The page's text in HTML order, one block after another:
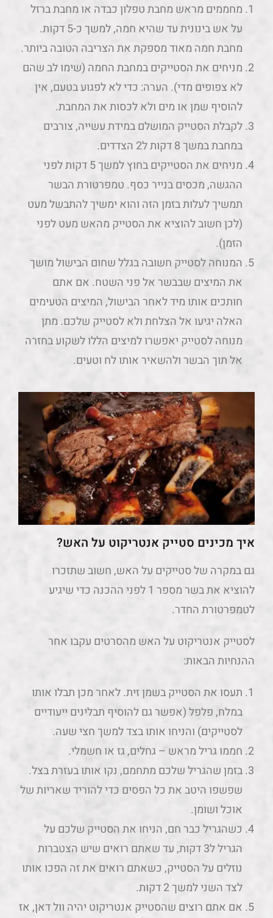
מחממים מראש מחבת טפלון כבדה או מחבת ברזל
על אש בינונית עד שהיא חמה, למשך כ-5 דקות.
מחבת חמה מאוד מספקת את הצריבה הטובה ביותר.
מניחים את הסטייקים במחבת החמה (שימו לב שהם
לא צפופים מדי). הערה: כדי לא לפגוע בטעם, אין
להוסיף שמן או מים ולא לכסות את המחבת.
לקבלת הסטייק המושלם במידת עשייה, צורבים
במחבת במשך 8 דקות ל2 הצדדים.
מניחים את הסטייקים בחוץ למשך 5 דקות לפני
ההגשה, מכסים בנייר כסף. טמפרטורת הבשר
תמשיך לעלות בזמן הזה והוא ימשיך להתבשל מעט
(לכן חשוב להוציא את הסטייק מהאש מעט לפני
הזמן).
המנוחה לסטייק חשובה בגלל שחום הבישול מושך
את המיצים שבבשר אל פני השטח. אם אתם
חותכים אותו מיד לאחר הבישול, המיצים הטעימים
האלה יגיעו אל הצלחת ולא לסטייק שלכם. מתן
מנוחה לסטייק יאפשרו למיצים הללו לשקוע בחזרה
אל תוך הבשר ולהשאיר אותו לח וטעים.
איך מכינים סטייק אנטריקוט על האש?
גם במקרה של סטייקים על האש, חשוב שתזכרו
להוציא את בשר מספר 1 לפני ההכנה כדי שיגיע
לטמפרטורת החדר.
לסטייק אנטריקוט על האש מהסרטים עקבו אחר
ההנחיות הבאות:
תעסו את הסטייק בשמן זית. לאחר מכן תבלו אותו
במלח, פלפל (אפשר גם להוסיף תבלינים ייעודיים
לסטייקים) והניחו אותו בצד למשך חצי שעה.
חממו גריל מראש – גחלים, גז או חשמלי.
בזמן שהגריל שלכם מתחמם, נקו אותו בעזרת בצל.
שפשפו היטב את כל הפסים כדי להוריד שאריות של
אוכל ושומן.
כשהגריל כבר חם, הניחו את הסטייק שלכם על
הגריל ל3 דקות, עד שאתם רואים שיש הצטברות
נוזלים על הסטייק, כשאתם רואים את זה הפכו אותו
לצד השני למשך 2 דקות.
אם אתם רוצים שהסטייק אנטריקוט יהיה וול דאן, אז